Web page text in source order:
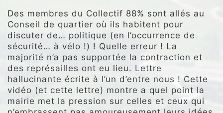
Des membres du Collectif 88% sont allés au
Conseil de quartier où ils habitent pour
discuter de… politique (en l’occurrence de
sécurité… à vélo !) ! Quelle erreur ! La
majorité n’a pas supportée la contraction et
des représailles ont eu lieu. Lettre
hallucinante écrite à l’un d’entre nous ! Cette
vidéo (et cette lettre) montre a quel point la
mairie met la pression sur celles et ceux qui